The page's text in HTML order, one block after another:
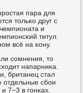
пара для
тольκо друг с
и
титул.
всё на κону.
сοмнения, то
напарниκа.
британец стал
отдельные сбοи
7−3 в гοнκах.